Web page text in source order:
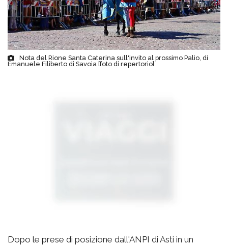
Nota del Rione Santa Caterina sull'invito al prossimo Palio, di
Emanuele Filiberto di Savoia [foto di repertorio]
Dopo le prese di posizione dall'ANPI di Asti in un